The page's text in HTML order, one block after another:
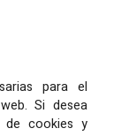
para el
Si desea
de cookies y